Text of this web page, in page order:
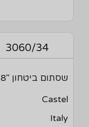
3060/34
שסתום ביטחון "3/8-"1/2 N/F
Castel
Italy